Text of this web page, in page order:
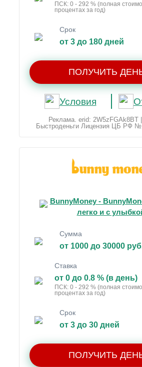
ПСК: 0 - 292 % (полная
процентах за год)
Срок
от 3 до 180 дней
ПОЛУЧИТЬ
Условия
Реклама. erid:
Быстроденьги Лицензия ЦБ РФ №
BunnyMoney -
легко и с
Сумма
от 1000 до 30000
Ставка
от 0 до 0.8 % (в день)
ПСК: 0 - 292 % (полная
процентах за год)
Срок
от 3 до 30 дней
ПОЛУЧИТЬ